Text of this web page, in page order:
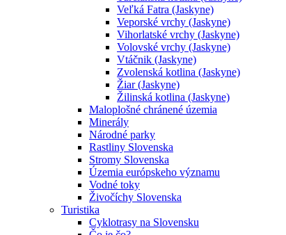
Veľká Fatra (Jaskyne)
Veporské vrchy (Jaskyne)
Vihorlatské vrchy (Jaskyne)
Volovské vrchy (Jaskyne)
Vtáčnik (Jaskyne)
Zvolenská kotlina (Jaskyne)
Žiar (Jaskyne)
Žilinská kotlina (Jaskyne)
Maloplošné chránené územia
Minerály
Národné parky
Rastliny Slovenska
Stromy Slovenska
Územia európskeho významu
Vodné toky
Živočíchy Slovenska
Turistika
Cyklotrasy na Slovensku